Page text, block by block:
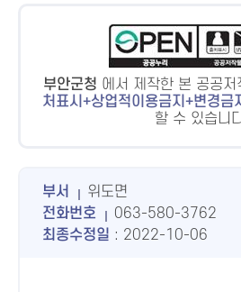
부안군청 에서 제작한 본 공공저
처표시+상업적이용금지+변경금
할 수 있습니
부서
위도면
전화번호
063-580-3762
최종수정일 : 2022-10-06